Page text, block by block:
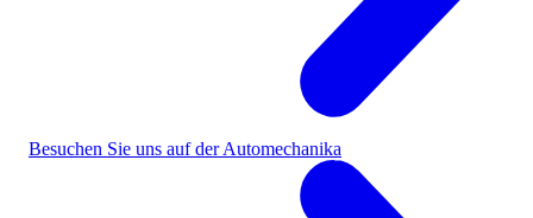
Besuchen Sie uns auf der Automechanika